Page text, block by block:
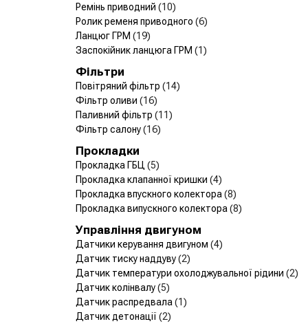
Ремінь приводний (10)
Ролик ременя приводного (6)
Ланцюг ГРМ (19)
Заспокійник ланцюга ГРМ (1)
Фільтри
Повітряний фільтр (14)
Фільтр оливи (16)
Паливний фільтр (11)
Фільтр салону(16)
Прокладки
Прокладка ГБЦ (5)
Прокладка клапанної кришки (4)
Прокладка впускного колектора (8)
Прокладка випускного колектора (8)
Управління двигуном
Датчики керування двигуном (4)
Датчик тиску наддуву(2)
Датчик температури охолоджувальної рідини (2)
Датчик колінвалу(5)
Датчик распредвала (1)
Датчик детонації (2)